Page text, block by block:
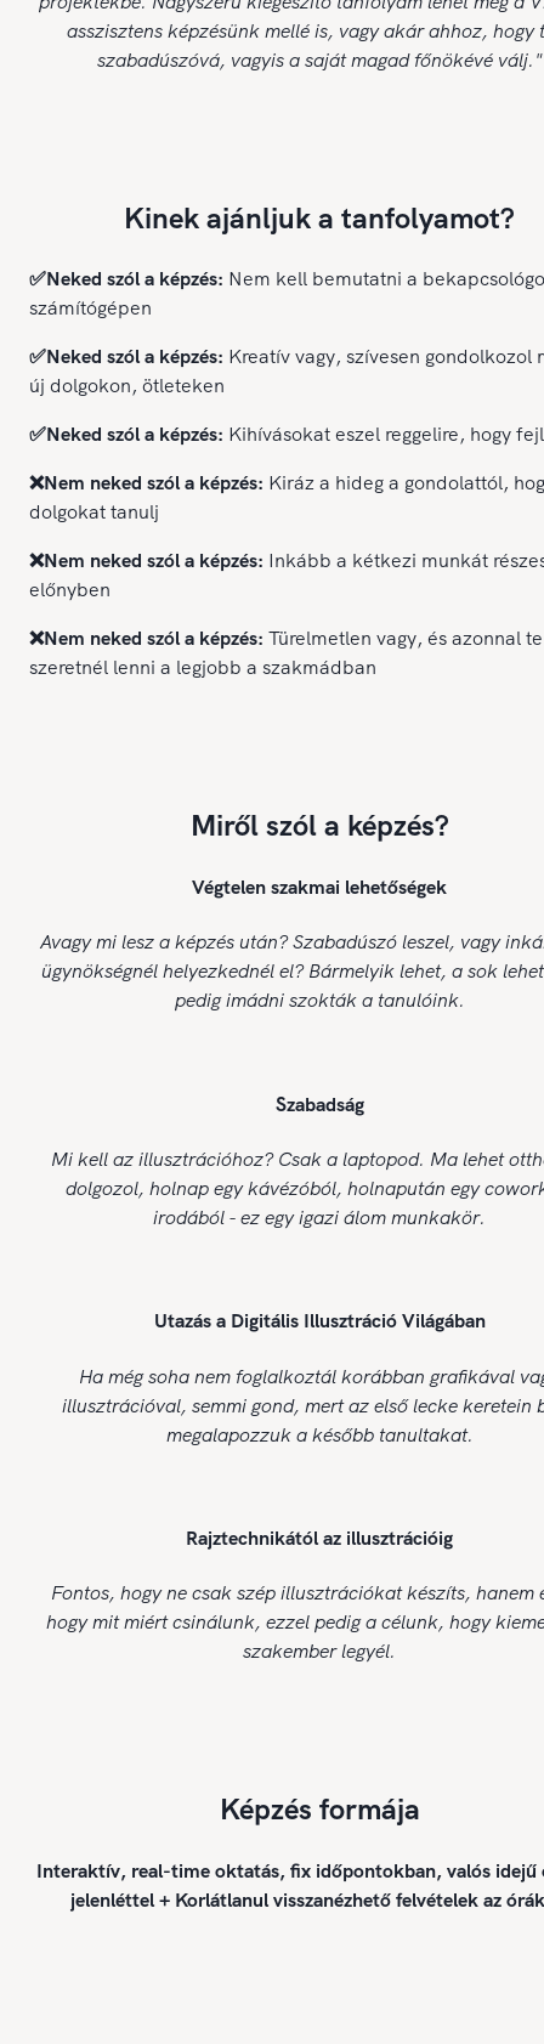
asszisztens képzésünk mellé is, vagy akár ahhoz, hogy
szabadúszóvá, vagyis a saját magad főnökévé válj."
Kinek ajánljuk a tanfolyamot?
✅Neked szól a képzés: Nem kell bemutatni a
számítógépen
✅Neked szól a képzés: Kreatív vagy, szívesen gondolkozol
új dolgokon, ötleteken
✅Neked szól a képzés: Kihívásokat eszel reggelire, hogy
❌Nem neked szól a képzés: Kiráz a hideg a gondolattól,
dolgokat tanulj
❌Nem neked szól a képzés: Inkább a kétkezi munkát
előnyben
❌Nem neked szól a képzés: Türelmetlen vagy, és azonnal te
szeretnél lenni a legjobb a szakmádban
Miről szól a képzés?
Végtelen szakmai lehetőségek
Avagy mi lesz a képzés után? Szabadúszó leszel, vagy
ügynökségnél helyezkednél el? Bármelyik lehet, a sok
pedig imádni szokták a tanulóink.
Szabadság
Mi kell az illusztrációhoz? Csak a laptopod. Ma lehet
dolgozol, holnap egy kávézóból, holnapután egy
irodából - ez egy igazi álom munkakör.
Utazás a Digitális Illusztráció Világában
Ha még soha nem foglalkoztál korábban grafikával
illusztrációval, semmi gond, mert az első lecke keretein
megalapozzuk a később tanultakat.
Rajztechnikától az illusztrációig
Fontos, hogy ne csak szép illusztrációkat készíts, hanem
hogy mit miért csinálunk, ezzel pedig a célunk, hogy
szakember legyél.
Képzés formája
Interaktív, real-time oktatás, fix időpontokban, valós
jelenléttel + Korlátlanul visszanézhető felvételek az